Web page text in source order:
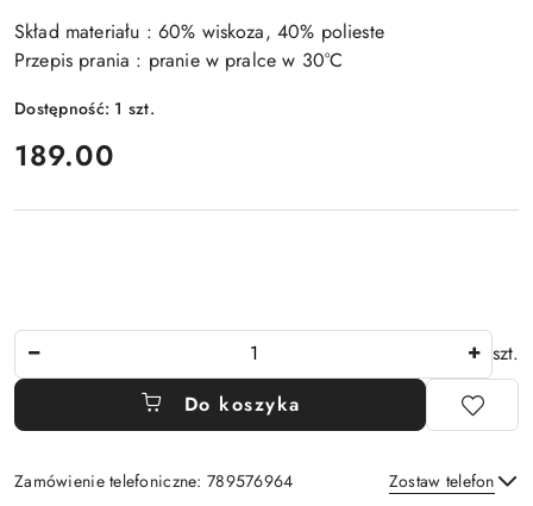
Skład materiału : 60% wiskoza, 40% polieste
Przepis prania : pranie w pralce w 30°C
Dostępność: 1 szt.
cena:
189.00
szt.
Do koszyka
Zamówienie telefoniczne: 789576964 Zostaw telefon